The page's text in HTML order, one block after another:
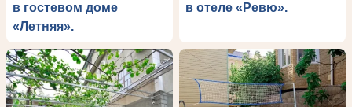
в гостевом доме
«Летняя».
в отеле «Ревю».